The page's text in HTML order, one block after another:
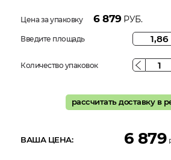
Цена за упаковку 6 879РУБ.
Введите площадь
Количество упаковок
рассчитать доставку в
ВАША ЦЕНА: 6 879